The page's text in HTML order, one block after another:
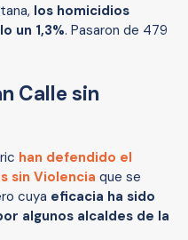
los homicidios
un 1,3%. Pasaron de 479
Calle sin
han defendido el
sin Violencia que se
cuya eficacia ha sido
algunos alcaldes de la